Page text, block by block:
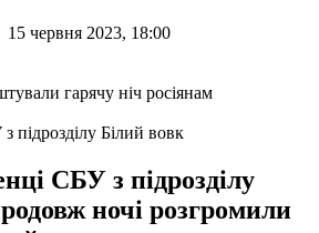
15 червня 2023, 18:00
підрозділу Білий вовк
СБУ з підрозділу
ночі розгромили